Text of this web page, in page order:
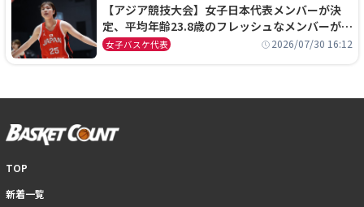
【アジア競技大会】女子日本代表メンバーが決
定、平均年齢23.8歳のフレッシュなメンバーが日
本開催の大舞台で頂点を狙う
女子バスケ代表 2026/07/30 16:12
TOP
新着一覧